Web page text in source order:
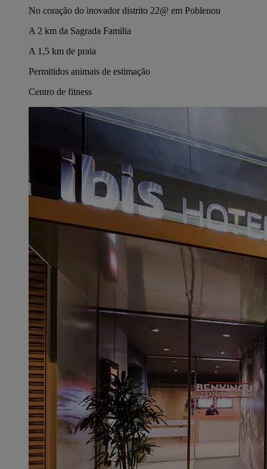
No coração do inovador distrito 22@ em Poblenou
A 2 km da Sagrada Família
A 1,5 km de praia
Permitidos animais de estimação
Centro de fitness